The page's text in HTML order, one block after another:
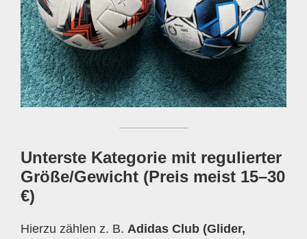
Unterste Kategorie mit regulierter
Größe/Gewicht (Preis meist 15–30
€)
Hierzu zählen z. B. Adidas Club (Glider,